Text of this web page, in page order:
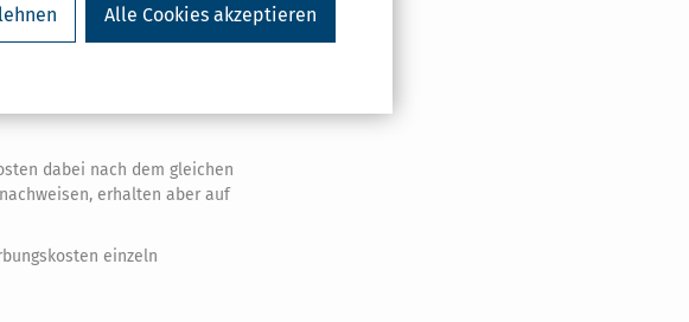
Alle Cookies akzeptieren
über dem
Euro bzw. 19.488 Euro).
dabei nach dem gleichen
erhalten aber auf
einzeln